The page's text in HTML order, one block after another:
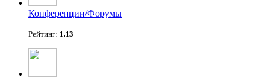
Конференции/Форумы
Рейтинг: 1.13